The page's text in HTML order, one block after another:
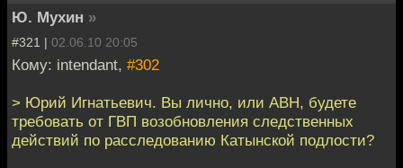
Ю. Мухин »
#321 | 02.06.10 20:05
Кому: intendant, #302
> Юрий Игнатьевич. Вы лично, или АВН, будете
требовать от ГВП возобновления следственных
действий по расследованию Катынской подлости?